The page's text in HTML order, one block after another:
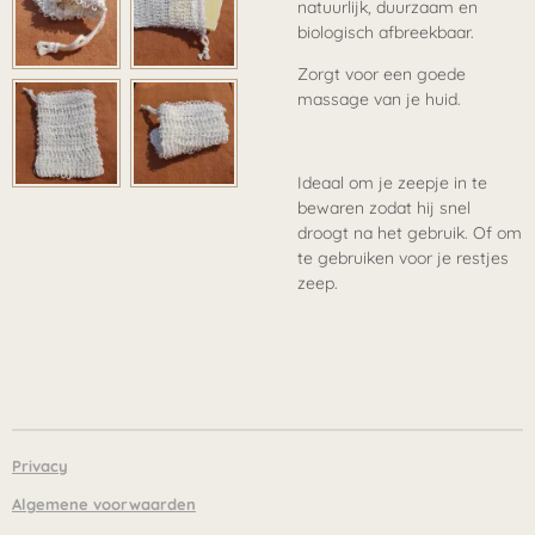
natuurlijk, duurzaam en
biologisch afbreekbaar.
Zorgt voor een goede
massage van je huid.
Ideaal om je zeepje in te
bewaren zodat hij snel
droogt na het gebruik. Of om
te gebruiken voor je restjes
zeep.
Privacy
Algemene voorwaarden